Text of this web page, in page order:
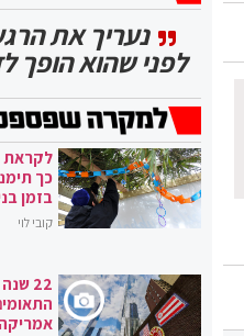
נעריך את
לפני שהוא הופך
לקראת
כך
בזמן
קובי לוי
22
אמריקה